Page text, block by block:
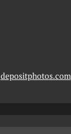
depositphotos.com